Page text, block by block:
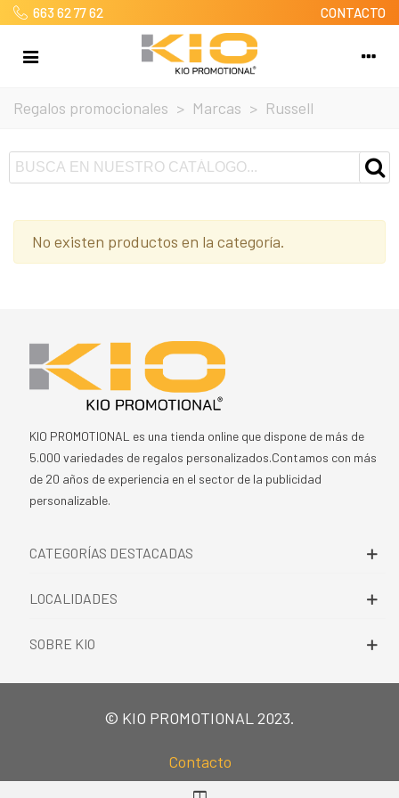
663 62 77 62 CONTACTO
Regalos promocionales > Marcas > Russell
No existen productos en la categoría.
KIO PROMOTIONAL es una tienda online que dispone de más de
5.000 variedades de regalos personalizados.Contamos con más
de 20 años de experiencia en el sector de la publicidad
personalizable.
CATEGORÍAS DESTACADAS
LOCALIDADES
SOBRE KIO
© KIO PROMOTIONAL 2023.
Contacto